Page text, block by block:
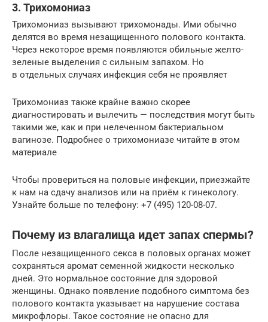
3. Трихомониаз
Трихомониаз вызывают трихомонады. Ими обычно
делятся во время незащищенного полового контакта.
Через некоторое время появляются обильные желто-
зеленые выделения с сильным запахом. Но
в отдельных случаях инфекция себя не проявляет
Трихомониаз также крайне важно скорее
диагностировать и вылечить — последствия могут быть
такими же, как и при нелеченном бактериальном
вагинозе. Подробнее о трихомониазе читайте в этом
материале
Чтобы провериться на половые инфекции, приезжайте
к нам на сдачу анализов или на приём к гинекологу.
Узнайте больше по телефону: +7 (495) 120-08-07.
Почему из влагалища идет запах спермы?
После незащищенного секса в половых органах может
сохраняться аромат семенной жидкости несколько
дней. Это нормальное состояние для здоровой
женщины. Однако появление подобного симптома без
полового контакта указывает на нарушение состава
микрофлоры. Такое состояние не опасно для